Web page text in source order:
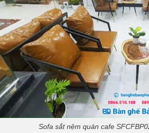
Sofa sắt nệm quán cafe